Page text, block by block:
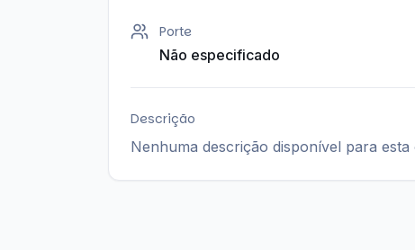
Porte
Não especificado
Descrição
Nenhuma descrição disponível para esta